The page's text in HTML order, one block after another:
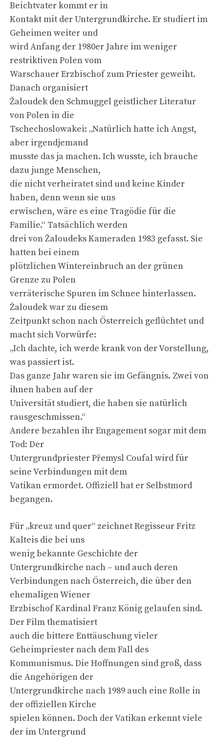
Beichtvater kommt er in
Kontakt mit der Untergrundkirche. Er studiert im
Geheimen weiter und
wird Anfang der 1980er Jahre im weniger
restriktiven Polen vom
Warschauer Erzbischof zum Priester geweiht.
Danach organisiert
Žaloudek den Schmuggel geistlicher Literatur
von Polen in die
Tschechoslowakei: „Natürlich hatte ich Angst,
aber irgendjemand
musste das ja machen. Ich wusste, ich brauche
dazu junge Menschen,
die nicht verheiratet sind und keine Kinder
haben, denn wenn sie uns
erwischen, wäre es eine Tragödie für die
Familie.“ Tatsächlich werden
drei von Žaloudeks Kameraden 1983 gefasst. Sie
hatten bei einem
plötzlichen Wintereinbruch an der grünen
Grenze zu Polen
verräterische Spuren im Schnee hinterlassen.
Žaloudek war zu diesem
Zeitpunkt schon nach Österreich geflüchtet und
macht sich Vorwürfe:
„Ich dachte, ich werde krank von der Vorstellung,
was passiert ist.
Das ganze Jahr waren sie im Gefängnis. Zwei von
ihnen haben auf der
Universität studiert, die haben sie natürlich
rausgeschmissen.“
Andere bezahlen ihr Engagement sogar mit dem
Tod: Der
Untergrundpriester Přemysl Coufal wird für
seine Verbindungen mit dem
Vatikan ermordet. Offiziell hat er Selbstmord
begangen.
Für „kreuz und quer“ zeichnet Regisseur Fritz
Kalteis die bei uns
wenig bekannte Geschichte der
Untergrundkirche nach – und auch deren
Verbindungen nach Österreich, die über den
ehemaligen Wiener
Erzbischof Kardinal Franz König gelaufen sind.
Der Film thematisiert
auch die bittere Enttäuschung vieler
Geheimpriester nach dem Fall des
Kommunismus. Die Hoffnungen sind groß, dass
die Angehörigen der
Untergrundkirche nach 1989 auch eine Rolle in
der offiziellen Kirche
spielen können. Doch der Vatikan erkennt viele
der im Untergrund